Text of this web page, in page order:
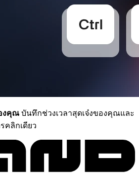
งคุณ บันทึกช่วงเวลาสุดเจ๋งของคุณและ
คลิกเดียว